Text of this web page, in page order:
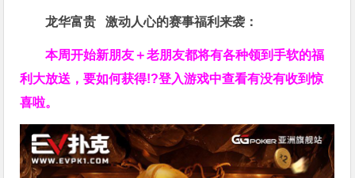
龙华富贵 激动人心的赛事福利来袭：
本周开始新朋友＋老朋友都将有各种领到手软的福
利大放送，要如何获得!?登入游戏中查看有没有收到惊
喜啦。